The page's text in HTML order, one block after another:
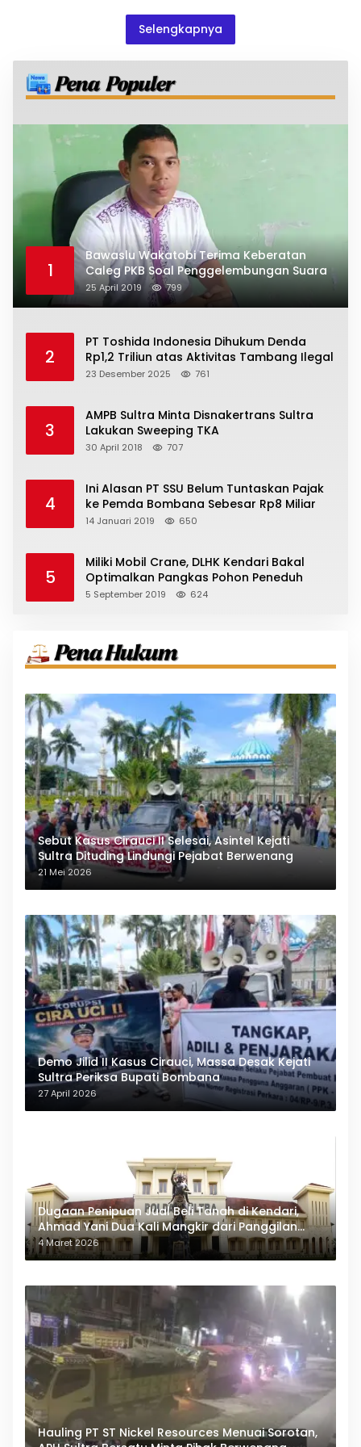
Selengkapnya
1
Bawaslu Wakatobi Terima Keberatan
Caleg PKB Soal Penggelembungan Suara
25 April 2019 799
2
PT Toshida Indonesia Dihukum Denda
Rp1,2 Triliun atas Aktivitas Tambang Ilegal
23 Desember 2025 761
3
AMPB Sultra Minta Disnakertrans Sultra
Lakukan Sweeping TKA
30 April 2018 707
4
Ini Alasan PT SSU Belum Tuntaskan Pajak
ke Pemda Bombana Sebesar Rp8 Miliar
14 Januari 2019 650
5
Miliki Mobil Crane, DLHK Kendari Bakal
Optimalkan Pangkas Pohon Peneduh
5 September 2019 624
Sebut Kasus Cirauci II Selesai, Asintel Kejati
Sultra Dituding Lindungi Pejabat Berwenang
21 Mei 2026
Demo Jilid II Kasus Cirauci, Massa Desak Kejati
Sultra Periksa Bupati Bombana
27 April 2026
Dugaan Penipuan Jual Beli Tanah di Kendari,
Ahmad Yani Dua Kali Mangkir dari Panggilan
Polda Sultra
4 Maret 2026
Hauling PT ST Nickel Resources Menuai Sorotan,